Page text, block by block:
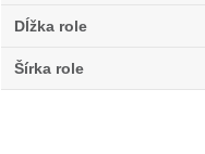
Dĺžka role
Šírka role